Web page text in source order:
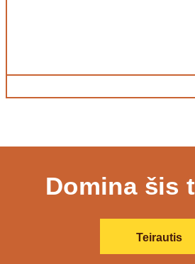
Domina šis
Teirautis